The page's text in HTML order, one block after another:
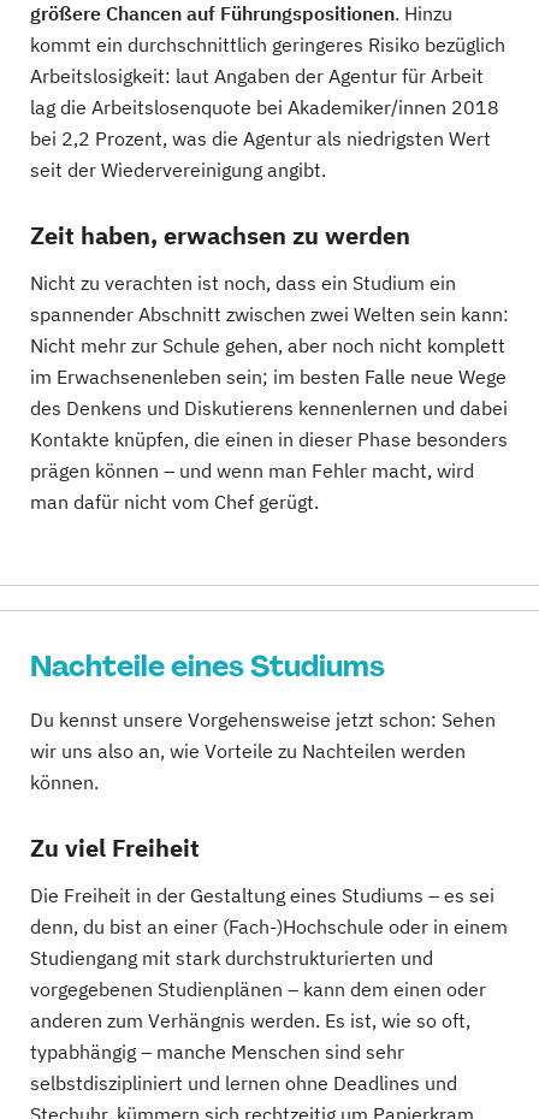
größere Chancen auf Führungspositionen. Hinzu
kommt ein durchschnittlich geringeres Risiko bezüglich
Arbeitslosigkeit: laut Angaben der Agentur für Arbeit
lag die Arbeitslosenquote bei Akademiker/innen 2018
bei 2,2 Prozent, was die Agentur als niedrigsten Wert
seit der Wiedervereinigung angibt.
Zeit haben, erwachsen zu werden
Nicht zu verachten ist noch, dass ein Studium ein
spannender Abschnitt zwischen zwei Welten sein kann:
Nicht mehr zur Schule gehen, aber noch nicht komplett
im Erwachsenenleben sein; im besten Falle neue Wege
des Denkens und Diskutierens kennenlernen und dabei
Kontakte knüpfen, die einen in dieser Phase besonders
prägen können – und wenn man Fehler macht, wird
man dafür nicht vom Chef gerügt.
Nachteile eines Studiums
Du kennst unsere Vorgehensweise jetzt schon: Sehen
wir uns also an, wie Vorteile zu Nachteilen werden
können.
Zu viel Freiheit
Die Freiheit in der Gestaltung eines Studiums – es sei
denn, du bist an einer (Fach-)Hochschule oder in einem
Studiengang mit stark durchstrukturierten und
vorgegebenen Studienplänen – kann dem einen oder
anderen zum Verhängnis werden. Es ist, wie so oft,
typabhängig – manche Menschen sind sehr
selbstdiszipliniert und lernen ohne Deadlines und
Stechuhr, kümmern sich rechtzeitig um Papierkram